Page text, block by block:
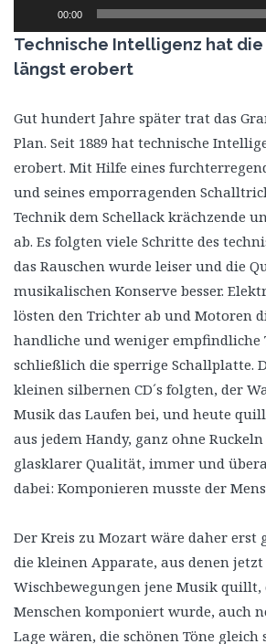
Player
00:00
Technische Intelligenz hat die
längst erobert
Gut hundert Jahre später trat das
Plan. Seit 1889 hat technische
erobert. Mit Hilfe eines
und seines emporragenden
Technik dem Schellack krächzende
ab. Es folgten viele Schritte des
das Rauschen wurde leiser und die
musikalischen Konserve besser.
lösten den Trichter ab und Motoren
handliche und weniger empfindliche
schließlich die sperrige Schallplatte.
kleinen silbernen CD´s folgten, der
Musik das Laufen bei, und heute
aus jedem Handy, ganz ohne
glasklarer Qualität, immer und
dabei: Komponieren musste der
Der Kreis zu Mozart wäre daher erst
die kleinen Apparate, aus denen
Wischbewegungen jene Musik
Menschen komponiert wurde, auch
Lage wären, die schönen Töne gleich